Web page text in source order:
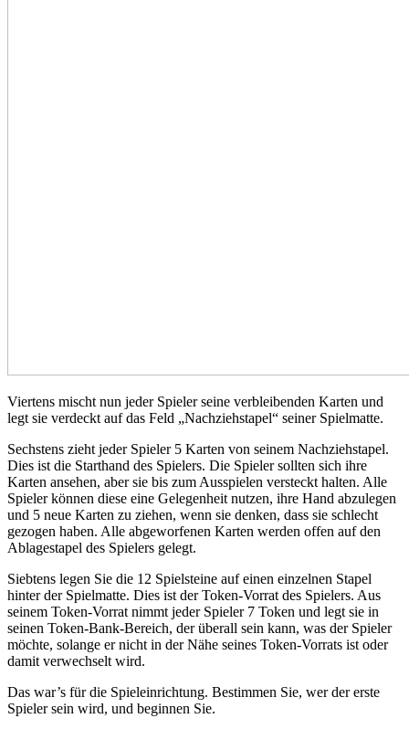
Viertens mischt nun jeder Spieler seine verbleibenden Karten und
legt sie verdeckt auf das Feld „Nachziehstapel“ seiner Spielmatte.
Sechstens zieht jeder Spieler 5 Karten von seinem Nachziehstapel.
Dies ist die Starthand des Spielers. Die Spieler sollten sich ihre
Karten ansehen, aber sie bis zum Ausspielen versteckt halten. Alle
Spieler können diese eine Gelegenheit nutzen, ihre Hand abzulegen
und 5 neue Karten zu ziehen, wenn sie denken, dass sie schlecht
gezogen haben. Alle abgeworfenen Karten werden offen auf den
Ablagestapel des Spielers gelegt.
Siebtens legen Sie die 12 Spielsteine ​​auf einen einzelnen Stapel
hinter der Spielmatte. Dies ist der Token-Vorrat des Spielers. Aus
seinem Token-Vorrat nimmt jeder Spieler 7 Token und legt sie in
seinen Token-Bank-Bereich, der überall sein kann, was der Spieler
möchte, solange er nicht in der Nähe seines Token-Vorrats ist oder
damit verwechselt wird.
Das war’s für die Spieleinrichtung. Bestimmen Sie, wer der erste
Spieler sein wird, und beginnen Sie.